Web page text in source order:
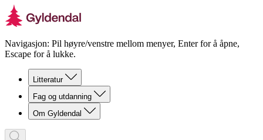
Navigasjon: Pil høyre/venstre mellom menyer, Enter for å åpne,
Escape for å lukke.
Litteratur
Fag og utdanning
Om Gyldendal